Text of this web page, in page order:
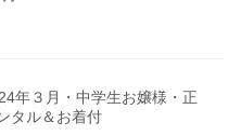
年３月・中学生お嬢様・正
タル＆お着付